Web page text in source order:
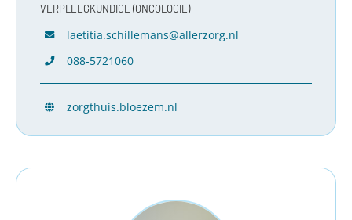
VERPLEEGKUNDIGE (ONCOLOGIE)
laetitia.schillemans@allerzorg.nl
088-5721060
zorgthuis.bloezem.nl